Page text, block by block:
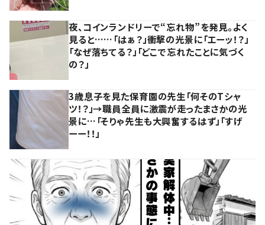
夜、コインランドリーで“忘れ物”を発見。よく
見ると……「はぁ？」衝撃の光景に「エーッ！？」
「なぜ落ちてる？」「どこで忘れたことに気づく
の？」
3歳息子を見た保育園の先生「何そのTシャ
ツ！？」→職員全員に激震が走ったまさかの光
景に…「そりゃ先生も大興奮するはず」「すげ
ーー！！」